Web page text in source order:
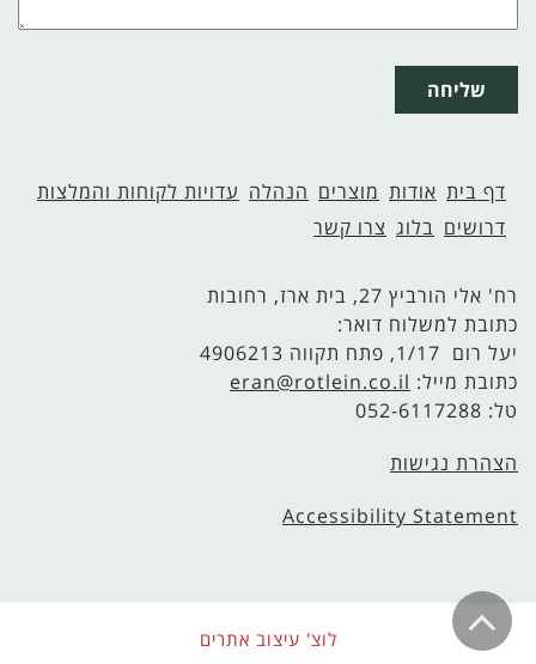
שליחה
דף בית אודות מוצרים הנהלה עדויות לקוחות והמלצות
דרושים בלוג צרו קשר
רח' אלי הורביץ 27, בית ארז, רחובות
כתובת למשלוח דואר:
יעל רום 1/17, פתח תקווה 4906213
כתובת מייל: eran@rotlein.co.il
טל: 052-6117288
הצהרת נגישות
Accessibility Statement
לוצ' עיצוב אתרים
גלילה